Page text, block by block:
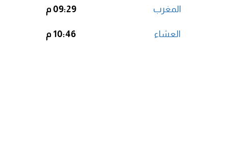
المغرب 09:29 م
العشاء 10:46 م